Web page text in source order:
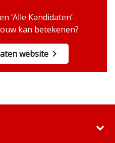
‘Alle Kandidaten’-
kan betekenen?
website